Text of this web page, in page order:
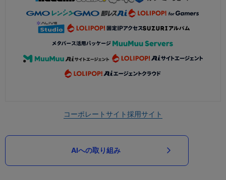
コーポレートサイト採用サイト
AIへの取り組み